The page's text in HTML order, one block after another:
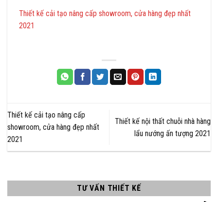
TƯ VẤN THIẾT KẾ
Thiết kế cải tạo nâng cấp showroom, cửa hàng đẹp nhất
2021
Thiết kế cải tạo nâng cấp
showroom, cửa hàng đẹp nhất
2021
Thiết kế nội thất chuỗi nhà hàng
lẩu nướng ấn tượng 2021